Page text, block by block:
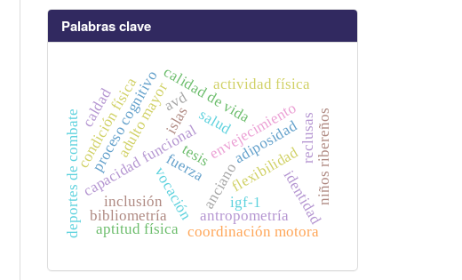
Palabras clave
envejecimiento
fuerza flexibilidad
capacidad funcionalanciano
calidad de vida
proceso cognitivo
vocación identidad
condición física reclusasniños ribereños
islas
actividad física
adulto mayor
inclusión
coordinación motora
adiposidad
bibliometría
tesis
deportes de combate
avd
igf-1
salud
caldad
aptitud física
antropometría